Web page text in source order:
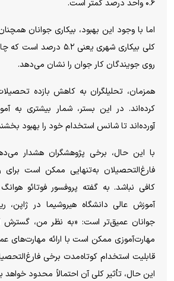
۰.۶ واحد درصد کمتر است.
اما با وجود این بهبود، بیکاری جوانان
کلی بیکاری شهری یعنی
روی جویندگان کار جوان را نشان می‌دهد.
همزمان، تحلیلگران به کاهش بازده
کرده‌اند. در این بستر، شمار بیشتری به
آورده‌اند تا شانس استخدام خود را بهبود
با این حال، برخی پژوهشگران هشدار
فارغ‌التحصیلان به‌تنهایی ممکن است
کافی نباشد. به گفته پروفسور فوتائو
آموزش عالی دانشگاه هیروشیما در ژاپن،
جوانان عمیق‌تر است: «به نظر من، گسترش
مهارت‌آموزی ممکن است با ارائه مهارت‌های
قابلیت استخدام کوتاه‌مدت برخی
این حال، تأثیر کلی آن احتمالاً محدود خواهد